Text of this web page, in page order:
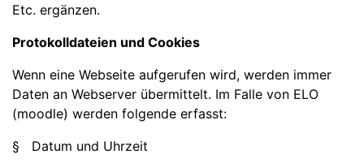
Etc. ergänzen.
Protokolldateien und Cookies
Wenn eine Webseite aufgerufen wird, werden immer
Daten an Webserver übermittelt. Im Falle von ELO
(moodle) werden folgende erfasst:
§ Datum und Uhrzeit